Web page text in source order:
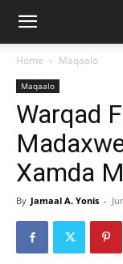
Home Maqaalo
Maqaalo
Warqad
Xamda
By Jamaal A. Yonis -